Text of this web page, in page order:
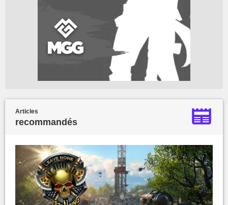
Articles
recommandés